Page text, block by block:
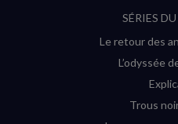
SÉRIES
Le retour des
L’odyssée
Trous